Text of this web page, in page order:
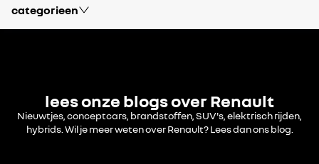
categorieen
blog
modellen
lees onze blogs over Renault
Nieuwtjes, conceptcars, brandstoffen, SUV's, elektrisch rijden,
hybrids. Wil je meer weten over Renault? Lees dan ons blog.